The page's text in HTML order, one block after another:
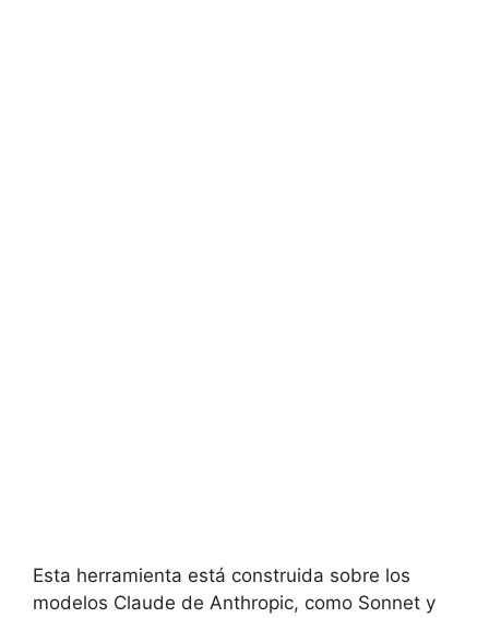
Esta herramienta está construida sobre los
modelos Claude de Anthropic, como Sonnet y